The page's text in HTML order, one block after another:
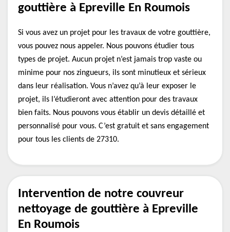
gouttière à Epreville En Roumois
Si vous avez un projet pour les travaux de votre gouttière,
vous pouvez nous appeler. Nous pouvons étudier tous
types de projet. Aucun projet n’est jamais trop vaste ou
minime pour nos zingueurs, ils sont minutieux et sérieux
dans leur réalisation. Vous n’avez qu’à leur exposer le
projet, ils l’étudieront avec attention pour des travaux
bien faits. Nous pouvons vous établir un devis détaillé et
personnalisé pour vous. C’est gratuit et sans engagement
pour tous les clients de 27310.
Intervention de notre couvreur
nettoyage de gouttière à Epreville
En Roumois